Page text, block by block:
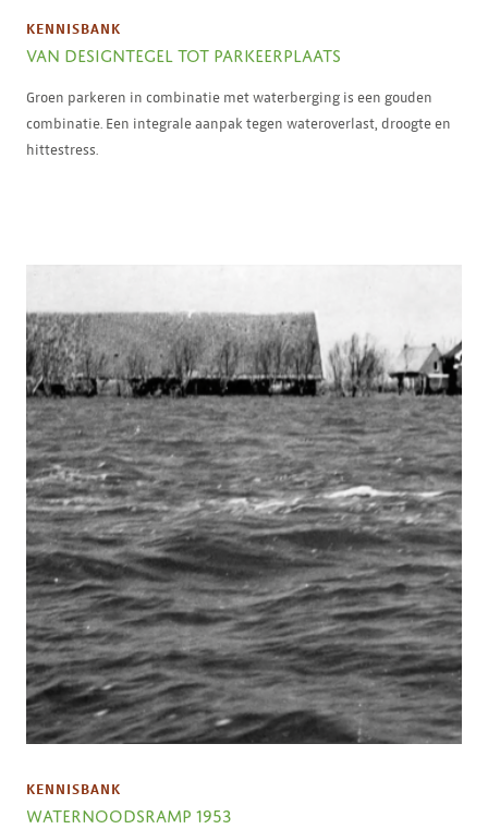
KENNISBANK
VAN DESIGNTEGEL TOT PARKEERPLAATS
Groen parkeren in combinatie met waterberging is een gouden
combinatie. Een integrale aanpak tegen wateroverlast, droogte en
hittestress.
KENNISBANK
WATERNOODSRAMP 1953